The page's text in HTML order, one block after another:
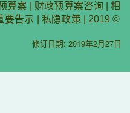
算案 财政预算案咨询 |相
要告示 私隐政策 | 2019 ©
修订日期: 2019年2月27日